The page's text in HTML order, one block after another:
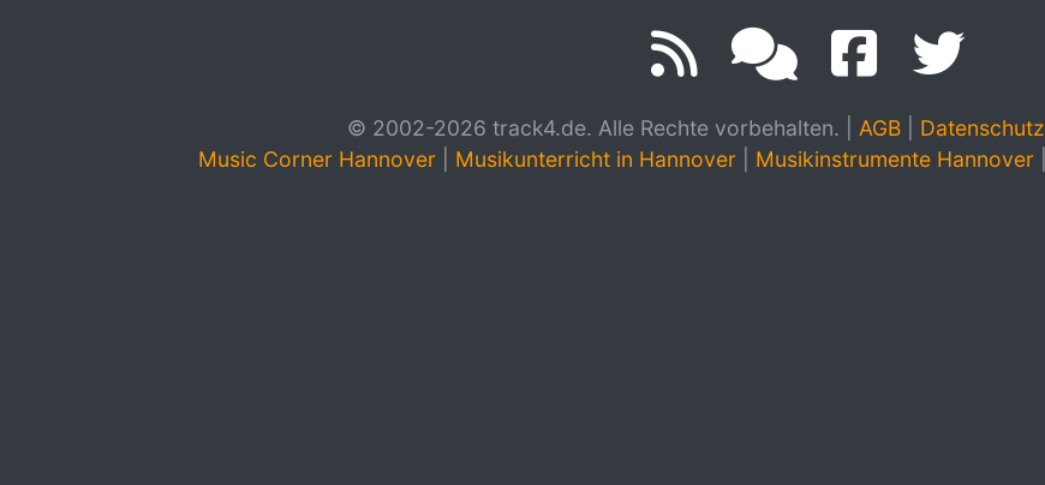
© 2002-2026 track4.de. Alle Rechte vorbehalten. AGB| Datenschutz
Music Corner Hannover
Musikunterricht in Hannover Musikinstrumente Hannover